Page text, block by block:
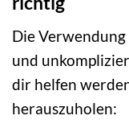
Die Verwendung
und
dir helfen
herauszuholen: